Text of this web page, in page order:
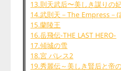
13.則天武后〜美しき謀りの
14.武則天－The Empress－(
15.蘭陵王
16.岳飛伝-THE LAST HERO-
17.傾城の雪
18.宮 パレス2
19.秀麗伝～美しき賢后と帝